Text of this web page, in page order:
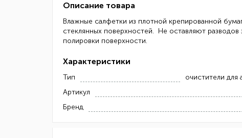
Описание товара
Влажные салфетки из плотной крепированной
стеклянных поверхностей. Не оставляют разводов
полировки поверхности.
Характеристики
Тип
очистители для
Артикул
Бренд